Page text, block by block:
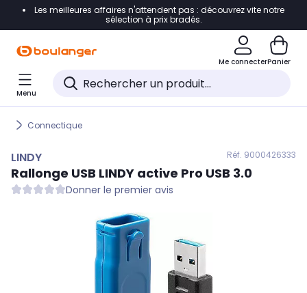
Accéder directement à la navigation
Accéder directement au pied de page
Accéder directement au chatbot
Les meilleures affaires n'attendent pas : découvrez vite notre
sélection à prix bradés.
Me connecterPanier
Menu
Connectique
LINDY Réf. 9000426333
Rallonge USB LINDY active Pro USB 3.0
Donner le premier avis